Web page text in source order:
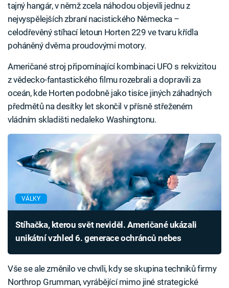
tajný hangár, v němž zcela náhodou objevili jednu z
nejvyspělejších zbraní nacistického Německa –
celodřevěný stíhací letoun Horten 229 ve tvaru křídla
poháněný dvěma proudovými motory.
Američané stroj připomínající kombinaci UFO s rekvizitou
z vědecko-fantastického filmu rozebrali a dopravili za
oceán, kde Horten podobně jako tisíce jiných záhadných
předmětů na desítky let skončil v přísně střeženém
vládním skladišti nedaleko Washingtonu.
VÁLKY
Stíhačka, kterou svět neviděl. Američané ukázali
unikátní vzhled 6. generace ochránců nebes
Vše se ale změnilo ve chvíli, kdy se skupina techniků firmy
Northrop Grumman, vyrábějící mimo jiné strategické